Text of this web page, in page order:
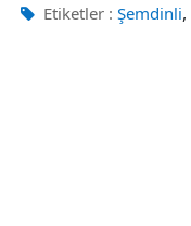
Etiketler : Şemdinli,